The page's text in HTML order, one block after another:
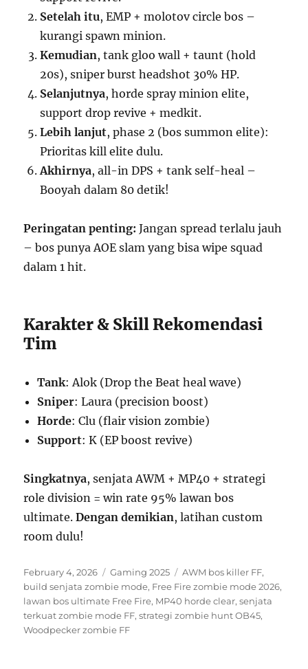
Setelah itu, EMP + molotov circle bos –
kurangi spawn minion.
Kemudian, tank gloo wall + taunt (hold
20s), sniper burst headshot 30% HP.
Selanjutnya, horde spray minion elite,
support drop revive + medkit.
Lebih lanjut, phase 2 (bos summon elite):
Prioritas kill elite dulu.
Akhirnya, all-in DPS + tank self-heal –
Booyah dalam 80 detik!
Peringatan penting: Jangan spread terlalu jauh
– bos punya AOE slam yang bisa wipe squad
dalam 1 hit.
Karakter & Skill Rekomendasi
Tim
Tank: Alok (Drop the Beat heal wave)
Sniper: Laura (precision boost)
Horde: Clu (flair vision zombie)
Support: K (EP boost revive)
Singkatnya, senjata AWM + MP40 + strategi
role division = win rate 95% lawan bos
ultimate.Dengan demikian, latihan custom
room dulu!
Posted
on
February 4, 2026 Categories
Gaming 2025 Tags
AWM bos killer FF,
build senjata zombie mode, Free Fire zombie mode 2026,
lawan bos ultimate Free Fire, MP40 horde clear,senjata
terkuat zombie mode FF,strategi zombie hunt OB45,
Woodpecker zombie FF